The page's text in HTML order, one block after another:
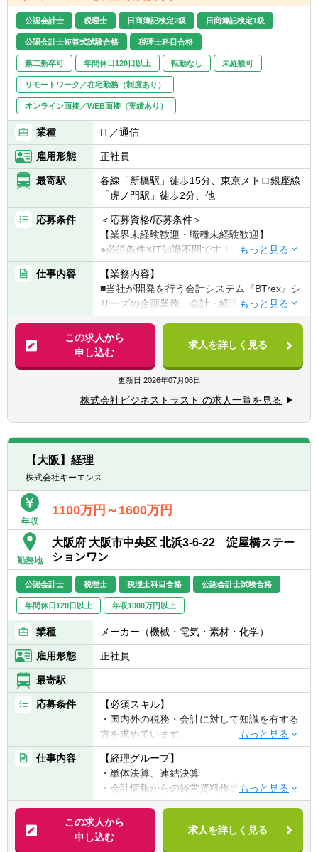
り、中心となるメンバーとして経験者を採用
したいと考えている。
【アピールポイント（職務の魅力）】
■同社の監査部は、Digital＆Globalに長年取り
組んでおり、データ分析や自動化などDigital
化に向けた取り組みを積極的に取り入れてい
る点、
またグローバル関連業務も多く、希望すれば
海外で働くチャンスもあること（現在3名が
海外で勤務中）、など他社の監査部にはない
魅力がある。
■経営層（社内幹部や組織長、国内外のグル
ープ会社）とのコミュニケーションの機会も
多く、経営目線の理解やグローバルでのコー
ポレートガバナンスの理解を深めることがで
きることも特徴といえる。
また、働き方の面では、平均年齢が低く若手
や女性も活躍していることや、フレックスタ
イム/テレワーク等を活用し、ライフプランに
合わせた働き方も可能となっている。
昨年度も3名の経験者を採用しており、中途
採用も積極的に行っている。
■NTTデータ本体、およびグループ会社の業
務監査（CAATを活用した監査を含む）にま
ムに対する監査、など、希望によっては様々
■制度主管や事業部門との定期的なコミュニ
ケーションや交流人事により、現場での運用
ことなども積極的に行っている。
公認会計士 税理士 日商簿記検定2級 日商簿記検定1級
公認会計士短答式試験合格 税理士科目合格
第二新卒可 年間休日120日以上 転勤なし 未経験可
リモートワーク／在宅勤務（制度あり）
オンライン面接／WEB面接（実績あり）
業種 IT／通信
雇用形態 正社員
最寄駅
各線「新橋駅」徒歩15分、東京メトロ銀座線
「虎ノ門駅」徒歩2分、他
応募条件
＜応募資格/応募条件＞
【業界未経験歓迎・職種未経験歓迎】
●必須条件※IT知識不問です！
会計・経理の実務経験また知識をお持ちの方
＜こんな方を歓迎します＞
◎企業等で経理を担当されていた方
◎会計システムを使った業務経験がある方
◎経理・会計関連の資格をお持ちの方・勉強
をされていた方（⇒簿記・税理士・公認会計
士など…）
◎システム開発に興味がある方
◎連結会計に関心のある方
仕事内容
【業務内容】
■当社が開発を行う会計システム『BTrex』シ
リーズの企画業務。会計・経理の知識やユー
ザー目線を活かして、法律改正や市場のニー
ズに合わせた改良や新製品開発の企画・設
計・テスト等を行います。
＜仕事の流れ＞
▼企画
法律改正や市場のニーズに合わせ、新製品の
開発や既存製品の改良を企画します。
▼設計
細に固めます。
上記の設計に基づき、開発メンバーがシステ
ムの実装を行います。
▼テスト
完成したシステムが意図した通りに動作する
か、ユーザー目線での使いやすさの検証等を
実施後、リリースとなります。
■組織構成：
システム企画部は7名で構成されています。
※20代3名、30代1名、40代3名、50代1名
上で導入
連結会計システムのパイオニアである当社。
『BTrex』シリーズは大手・上場企業をはじ
め1,000グループ以上に導入いただいてお
り、連結決算・退職給付・有価証券管理など
の会計業務に貢献しています。「日本経済を
陰ながら支える」といえる仕事であり、大き
なやりがいと醍醐味を感じていただけるはず
です。
※取引実績
この求人から
申し込む
求人を詳しく見る
更新日 2026年07月06日
株式会社ビジネストラスト の求人一覧を見る
【大阪】経理
株式会社キーエンス
年収
1100万円～1600万円
勤務地
大阪府 大阪市中央区 北浜3-6-22 淀屋橋ステー
ションワン
公認会計士 税理士 税理士科目合格 公認会計士試験合格
年間休日120日以上 年収1000万円以上
業種 メーカー（機械・電気・素材・化学）
雇用形態 正社員
最寄駅
応募条件
【必須スキル】
・国内外の税務・会計に対して知識を有する
方を求めています。
・メールベースで英語でのコミュニケーショ
ンが取れる方
【必須経験】どちらかのご経験（3年以上）
のある方
・上場企業で税務申告や開示・管理会計など
の経理実務経験
仕事内容
【経理グループ】
・単体決算、連結決算
・会計情報からの経営資料作成、情報発信
・国内外グループ会社経理支援
・各種税務申告、国際税務対応
・決算短信・有価証券報告書・会社法計算書
類等開示関連
この求人から
申し込む
求人を詳しく見る